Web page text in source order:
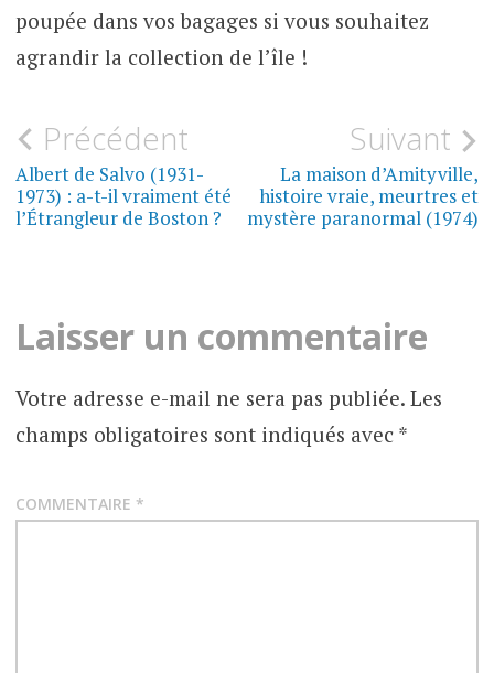
poupée dans vos bagages si vous souhaitez
agrandir la collection de l’île !
MYSTÈRES
MONDE
Navigation
de
l’article
Précédent
Albert de Salvo (1931-
1973) : a-t-il vraiment été
l’Étrangleur de Boston ?
Suivant
La maison d’Amityville,
histoire vraie, meurtres et
mystère paranormal (1974)
Laisser un commentaire
Votre adresse e-mail ne sera pas publiée. Les
champs obligatoires sont indiqués avec *
COMMENTAIRE *